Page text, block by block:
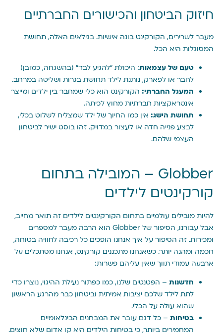
חיזוק הביטחון והכישורים החברתיים
מעבר לשרירים, הקורקינט בונה אישיות. בגילאים האלה, תחושת
המסוגלות היא הכל.
טעם של עצמאות: היכולת “להגיע לבד” (בהשגחה, כמובן)
לחבר או לפארק, נותנת לילד תחושת בגרות ושליטה במרחב.
המעגל החברתי: הקורקינט הוא כלי שמחבר בין ילדים ומייצר
אינטראקציות חברתיות מחוץ לכיתה.
תחושת הישג: אין כמו החיוך של ילד שמצליח לשלוט בכלי,
לבצע פנייה חדה או לעצור במדויק. זהו בוסט ישיר לביטחון
העצמי שלהם.
Globber – המובילה בתחום
קורקינטים לילדים
להיות מובילים עולמיים בתחום הקורקינטים לילדים זה תואר מחייב,
אבל עבורנו, הסיפור של Globber הוא הרבה מעבר למספרים
ומכירות. זה הסיפור על איך אנחנו הופכים כל רכיבה לחוויה בטוחה,
חכמה ומהנה יותר. כשאנחנו מתכננים קורקינט, אנחנו מסתכלים על
ארבעה עמודי תווך שאין עליהם פשרות:
חדשנות – הפטנטים שלנו, כמו כפתור נעילת ההיגוי, נוצרו כדי
לתת לילד שלכם יציבות אמיתית וביטחון כבר מהרגע הראשון
שהוא עולה על הכלי.
בטיחות – כל דגם עובר את המבחנים הבינלאומיים
המחמירים ביותר, כי בטיחות הילדים היא קו אדום שלא חוצים.